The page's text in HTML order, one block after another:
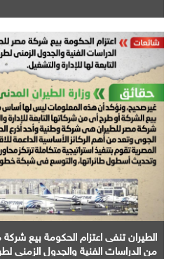
الطيران تنفى اعتزام الحكومة بيع شركة
من الدراسات الفنية والجدول الزمني